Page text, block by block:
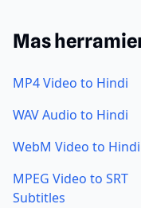
Mas
MP4 Video to Hindi
WAV Audio to Hindi
WebM Video to Hindi
MPEG Video to SRT
Subtitles